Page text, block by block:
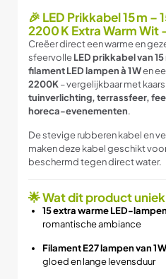
🎉 LED Prikkabel 15 m –
2200 K Extra Warm Wit
Creëer direct een warme en
sfeervolleLED prikkabel van
filament LED lampen à 1 Wen
2200K– vergelijkbaar met
tuinverlichting, terrassfeer,
horeca-evenementen.
De stevige rubberen kabel en
maken deze kabel geschikt
beschermd tegen direct water.
🌟 Wat dit product
15 extra warme LED-
romantische ambiance
Filament E27 lampen van 1 W
gloed en lange levensduur